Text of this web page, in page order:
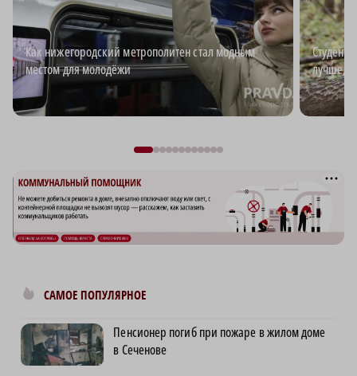
Как нижегородский метрополитен стал модным
местом для молодёжи
лучше,
САМОЕ ПОПУЛЯРНОЕ
Пенсионер погиб при пожаре в жилом доме
в Сеченове